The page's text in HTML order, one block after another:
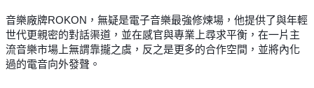
音樂廠牌ROKON，無疑是電子音樂最強修煉場，他提供了與年輕
世代更親密的對話渠道，並在感官與專業上尋求平衡，在一片主
流音樂市場上無謂靠攏之虞，反之是更多的合作空間，並將內化
過的電音向外發聲。